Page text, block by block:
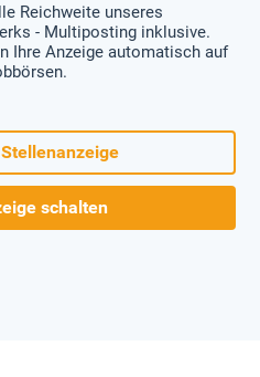
Reichweite unseres
- Multiposting inklusive.
Ihre Anzeige automatisch auf
schalten